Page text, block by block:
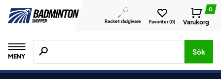
Racket rådgivare Favoriter (0)
0
Varukorg
MENY
Sök efter produkter, märken osv.
Sök